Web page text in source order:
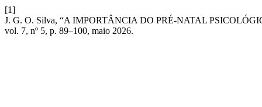
[1]
J. G. O. Silva, “A IMPORTÂNCIA DO PRÉ-NATAL
vol. 7, nº 5, p. 89–100, maio 2026.